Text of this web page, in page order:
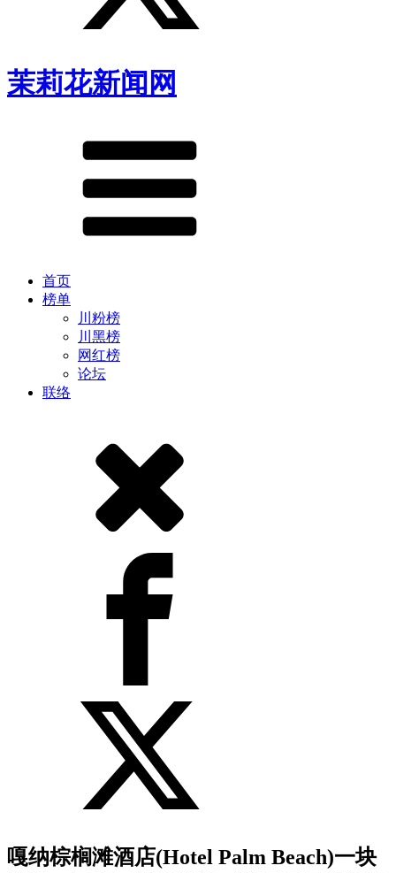
茉莉花新闻网
首页
榜单
川粉榜
川黑榜
网红榜
论坛
联络
嘎纳棕榈滩酒店(Hotel Palm Beach)一块